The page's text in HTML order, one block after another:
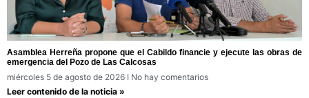
Asamblea Herreña propone que el Cabildo financie y ejecute las obras de
emergencia del Pozo de Las Calcosas
miércoles 5 de agosto de 2026
No hay comentarios
Leer contenido de la noticia »